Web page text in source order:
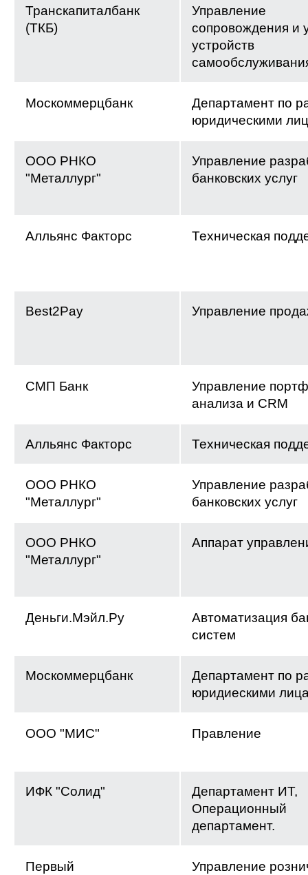
Транскапиталбанк
(ТКБ)
Управление
сопровождения и
устройств
Москоммерцбанк
Департамент по
юридическими
ООО РНКО
"Металлург"
Управление
банковских услуг
Алльянс Факторс Техническая
Best2Pay Управление
СМП Банк
Управление
анализа и CRM
Алльянс Факторс Техническая
ООО РНКО
"Металлург"
Управление
банковских услуг
ООО РНКО
"Металлург"
Аппарат
Деньги.Мэйл.Ру
Автоматизация
систем
Москоммерцбанк
Департамент по
юридиескими
ООО "МИС" Правление
ИФК "Солид"
Департамент ИТ,
Операционный
департамент.
Первый
Управление